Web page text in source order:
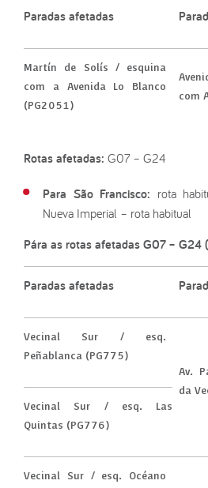
Paradas afetadas
Martín de Solís / esquina
com a Avenida Lo Blanco
(PG2051)
com
Rotas afetadas: G07 – G24
Para São Francisco: rota
Nueva Imperial – rota habitual
Pára as rotas afetadas G07 – G24
Paradas afetadas
Vecinal Sur / esq.
Peñablanca (PG775)
Av.
da
Vecinal Sur / esq. Las
Quintas (PG776)
Vecinal Sur / esq. Océano